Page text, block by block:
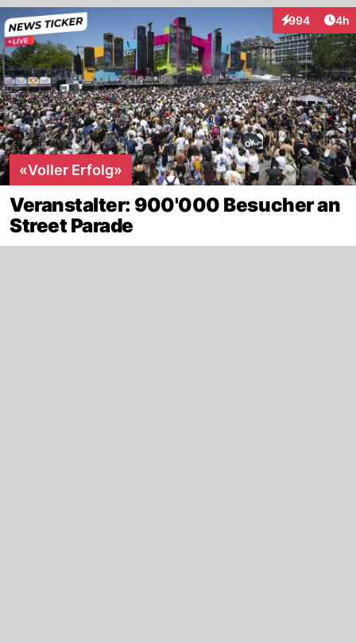
994
Interaktionen
4h
«Voller Erfolg»
Veranstalter: 900'000 Besucher an
Street Parade